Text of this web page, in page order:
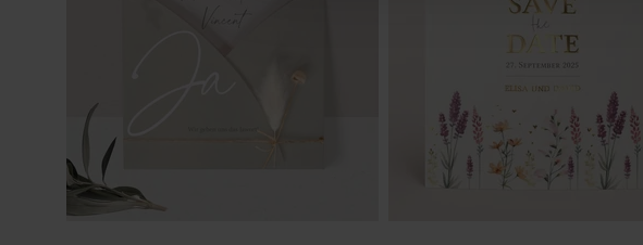
Cremefarbene Seifen - Avène